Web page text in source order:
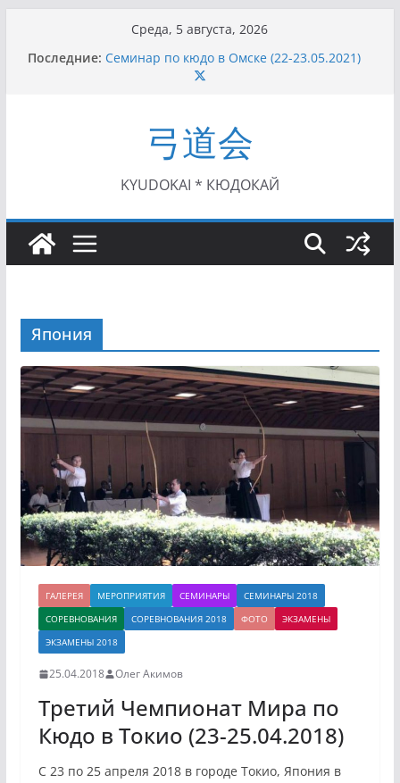
содержимому
Среда, 5 августа, 2026
Последние: Семинар по кюдо в Омске (22-23.05.2021)
Чемпионат Росcии, Дёмино (2-5.09.2021)
II Кубок Посла Японии в России по Кюдо,
Орёл (25.07.2021)
I этап Кубка Московской области по Кюдо /
Сейдокан II (27.06.2021)
弓道会
KYUDOKAI * КЮДОКАЙ
Япония
ГАЛЕРЕЯ МЕРОПРИЯТИЯ СЕМИНАРЫ
СЕМИНАРЫ 2018
СОРЕВНОВАНИЯ
СОРЕВНОВАНИЯ 2018 ФОТО
ЭКЗАМЕНЫ
ЭКЗАМЕНЫ 2018
25.04.2018 Олег Акимов
Третий Чемпионат Мира по
Кюдо в Токио (23-25.04.2018)
С 23 по 25 апреля 2018 в городе Токио, Япония в